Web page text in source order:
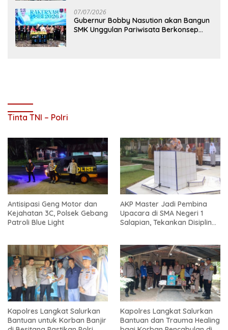
07/07/2026
Gubernur Bobby Nasution akan Bangun
SMK Unggulan Pariwisata Berkonsep
Tinta TNI – Polri
Antisipasi Geng Motor dan
Kejahatan 3C, Polsek Gebang
Patroli Blue Light
AKP Master Jadi Pembina
Upacara di SMA Negeri 1
Salapian, Tekankan Disiplin
Kapolres Langkat Salurkan
Bantuan untuk Korban Banjir
Kapolres Langkat Salurkan
Bantuan dan Trauma Healing